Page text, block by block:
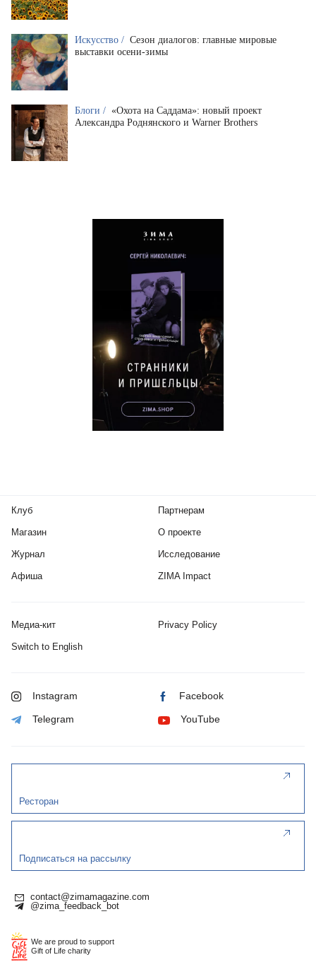
Искусство / Сезон диалогов: главные мировые
выставки осени-зимы
Блоги / «Охота на Саддама»: новый проект
Александра Роднянского и Warner Brothers
Клуб
Магазин
Журнал
Афиша
Партнерам
О проекте
Исследование
ZIMA Impact
Медиа-кит Privacy Policy
Switch to English
Instagram Facebook
Telegram YouTube
Ресторан
Подписаться на рассылку
contact@zimamagazine.com
@zima_feedback_bot
We are proud to support
Gift of Life charity